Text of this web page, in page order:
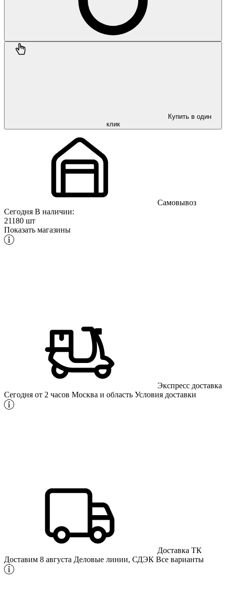
Купить в один
клик
Самовывоз
Сегодня В наличии:
21180 шт
Показать магазины
Экспресс доставка
Сегодня от 2 часов Москва и область Условия доставки
Доставка ТК
Доставим 8 августа Деловые линии, СДЭК Все варианты